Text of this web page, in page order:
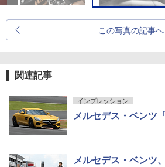
この写真の記事へ
関連記事
インプレッション
メルセデス・ベンツ
メルセデス・ベンツ